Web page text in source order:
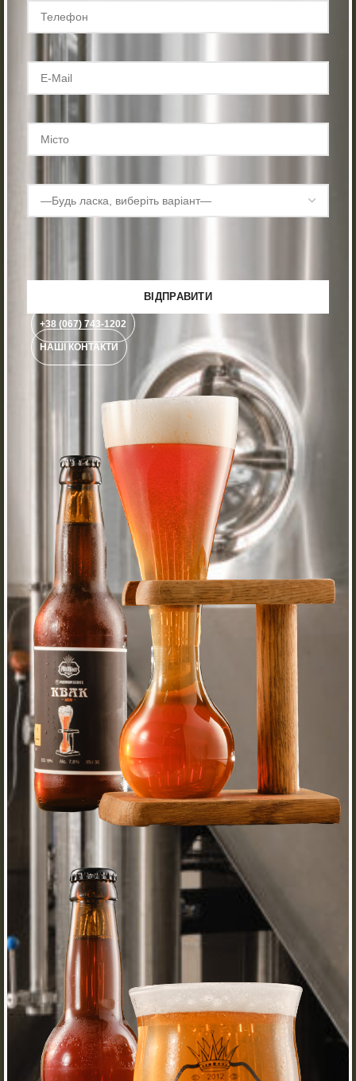
+38 (067) 743-1202
НАШІ КОНТАКТИ